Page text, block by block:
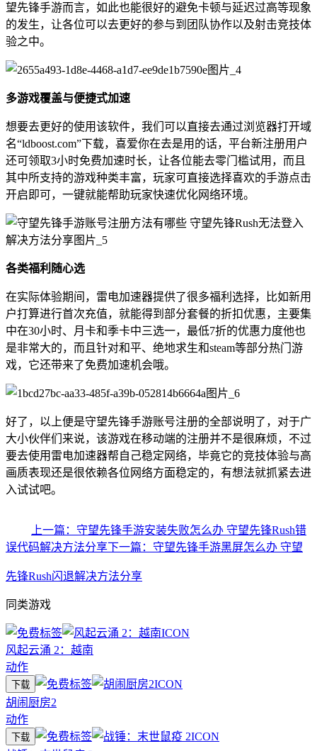
望先锋手游而言，如此也能很好的避免卡顿与延迟过高等现象
的发生，让各位可以去更好的参与到团队协作以及射击竞技体
验之中。
多游戏覆盖与便捷式加速
想要去更好的使用该软件，我们可以直接去通过浏览器打开域
名“ldboost.com”下载，喜爱你在去是用的话，平台新注册用户
还可领取3小时免费加速时长，让各位能去零门槛试用，而且
其中所支持的游戏种类丰富，玩家可直接选择喜欢的手游点击
开启即可，一键就能帮助玩家快速优化网络环境。
各类福利随心选
在实际体验期间，雷电加速器提供了很多福利选择，比如新用
户打算进行首次充值，就能得到部分套餐的折扣优惠，主要集
中在30小时、月卡和季卡中三选一，最低7折的优惠力度他也
是非常大的，而且针对和平、绝地求生和steam等部分热门游
戏，它还带来了免费加速机会哦。
好了，以上便是守望先锋手游账号注册的全部说明了，对于广
大小伙伴们来说，该游戏在移动端的注册并不是很麻烦，不过
要去使用雷电加速器帮自己稳定网络，毕竟它的竞技体验与高
画质表现还是很依赖各位网络方面稳定的，有想法就抓紧去进
入试试吧。
上一篇：守望先锋手游安装失败怎么办 守望先锋Rush错
误代码解决方法分享下一篇：守望先锋手游黑屏怎么办 守望
先锋Rush闪退解决方法分享
同类游戏
风起云涌 2：越南
动作
下载
胡闹厨房2
动作
下载